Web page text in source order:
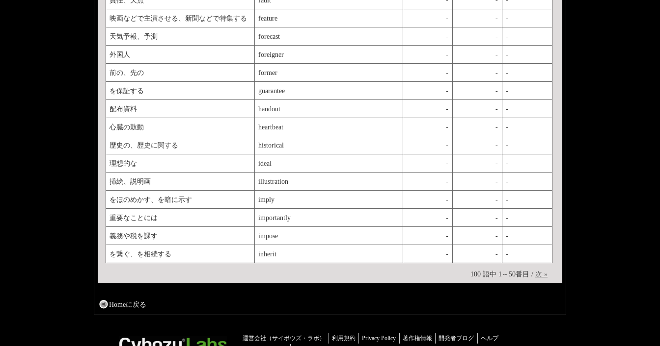
映画などで主演させる、新聞などで特集する feature - - -
天気予報、予測 forecast - - -
外国人 foreigner - - -
前の、先の former - - -
を保証する guarantee - - -
配布資料 handout - - -
心臓の鼓動 heartbeat - - -
歴史の、歴史に関する historical - - -
理想的な ideal - - -
挿絵、説明画 illustration - - -
をほのめかす、を暗に示す imply - - -
重要なことには importantly - - -
義務や税を課す impose - - -
を繋ぐ、を相続する inherit - - -
100 語中 1～50番目 / 次 »
Homeに戻る
運営会社（サイボウズ・ラボ） 利用規約 Privacy Policy 著作権情報 開発者ブログ ヘルプ